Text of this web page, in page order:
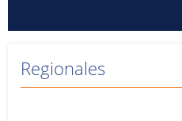
Nachrichten
Regionales